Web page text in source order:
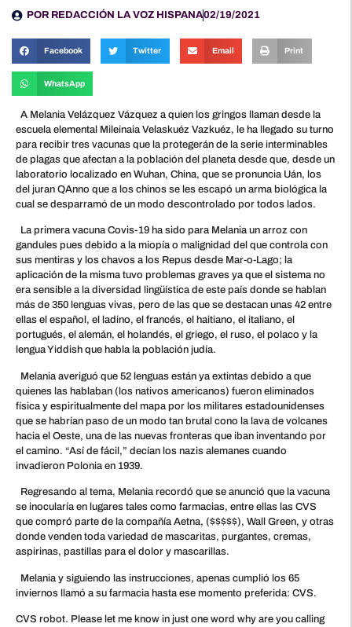
POR REDACCIÓN LA VOZ HISPANA02/19/2021
Facebook Twitter Email Print
WhatsApp
A Melania Velázquez Vázquez a quien los gringos llaman desde la
escuela elemental Mileinaia Velaskuéz Vazkuéz, le ha llegado su turno
para recibir tres vacunas que la protegerán de la serie interminables
de plagas que afectan a la población del planeta desde que, desde un
laboratorio localizado en Wuhan, China, que se pronuncia Uán, los
del juran QAnno que a los chinos se les escapó un arma biológica la
cual se desparramó de un modo descontrolado por todos lados.
La primera vacuna Covis-19 ha sido para Melania un arroz con
gandules pues debido a la miopía o malignidad del que controla con
sus mentiras y los chavos a los Repus desde Mar-o-Lago; la
aplicación de la misma tuvo problemas graves ya que el sistema no
era sensible a la diversidad lingüística de este país donde se hablan
más de 350 lenguas vivas, pero de las que se destacan unas 42 entre
ellas el español, el ladino, el francés, el haitiano, el italiano, el
portugués, el alemán, el holandés, el griego, el ruso, el polaco y la
lengua Yiddish que habla la población judía.
Melania averiguó que 52 lenguas están ya extintas debido a que
quienes las hablaban (los nativos americanos) fueron eliminados
física y espiritualmente del mapa por los militares estadounidenses
que se habrían paso de un modo tan brutal cono la lava de volcanes
hacia el Oeste, una de las nuevas fronteras que iban inventando por
el camino. “Así de fácil,” decían los nazis alemanes cuando
invadieron Polonia en 1939.
Regresando al tema, Melania recordó que se anunció que la vacuna
se inocularía en lugares tales como farmacias, entre ellas las CVS
que compró parte de la compañía Aetna, ($$$$$), Wall Green, y otras
donde venden toda variedad de mascaritas, purgantes, cremas,
aspirinas, pastillas para el dolor y mascarillas.
Melania y siguiendo las instrucciones, apenas cumplió los 65
inviernos llamó a su farmacia hasta ese momento preferida: CVS.
CVS robot. Please let me know in just one word why are you calling